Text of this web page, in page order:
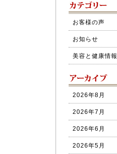
お客様の声
お知らせ
美容と健康情報
2026年8月
2026年7月
2026年6月
2026年5月